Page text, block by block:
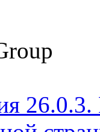
26.0.3.